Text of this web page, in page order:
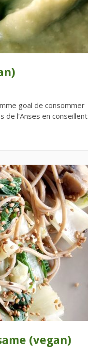
goal de consommer
l’Anses en conseillent
(vegan)